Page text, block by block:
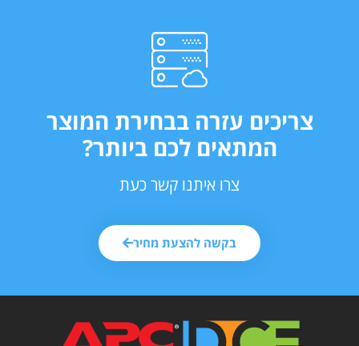
צריכים עזרה בבחירת המוצר
המתאים לכם ביותר?
צרו איתנו קשר כעת
בקשה להצעת מחיר